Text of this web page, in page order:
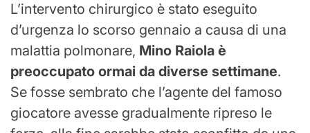
L’intervento chirurgico è stato eseguito
d’urgenza lo scorso gennaio a causa di una
malattia polmonare, Mino Raiola è
preoccupato ormai da diverse settimane.
Se fosse sembrato che l’agente del famoso
giocatore avesse gradualmente ripreso le